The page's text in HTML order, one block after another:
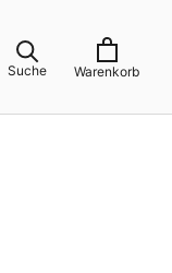
Suche Warenkorb